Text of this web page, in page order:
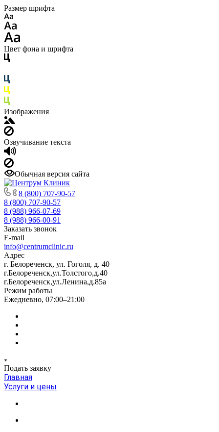
Размер шрифта
Цвет фона и шрифта
Изображения
Озвучивание текста
Обычная версия сайта
8 (800) 707-90-57
8 (800) 707-90-57
8 (988) 966-07-69
8 (988) 966-00-91
Заказать звонок
E-mail
info@centrumclinic.ru
Адрес
г. Белореченск, ул. Гоголя, д. 40
г.Белореченск,ул.Толстого,д.40
г.Белореченск,ул.Ленина,д.85а
Режим работы
Ежедневно, 07:00–21:00
Подать заявку
Главная
Услуги и цены